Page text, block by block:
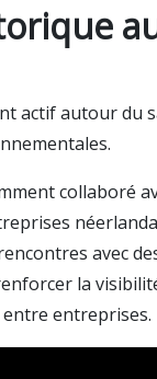
actif autour du
collaboré
avec
la
entreprises.